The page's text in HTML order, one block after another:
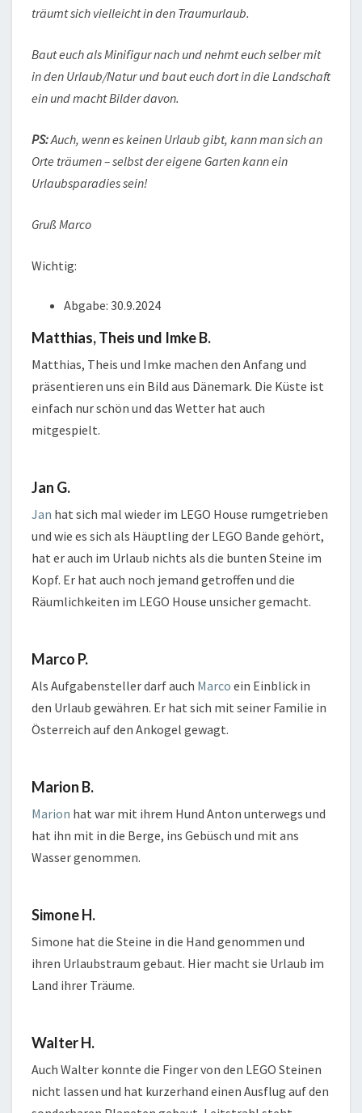
träumt sich vielleicht in den Traumurlaub.
Baut euch als Minifigur nach und nehmt euch selber mit
in den Urlaub/Natur und baut euch dort in die Landschaft
ein und macht Bilder davon.
PS:Auch, wenn es keinen Urlaub gibt, kann man sich an
Orte träumen – selbst der eigene Garten kann ein
Urlaubsparadies sein!
Gruß Marco
Wichtig:
Abgabe: 30.9.2024
Matthias, Theis und Imke B.
Matthias, Theis und Imke machen den Anfang und
präsentieren uns ein Bild aus Dänemark. Die Küste ist
einfach nur schön und das Wetter hat auch
mitgespielt.
Jan G.
Jan hat sich mal wieder im LEGO House rumgetrieben
und wie es sich als Häuptling der LEGO Bande gehört,
hat er auch im Urlaub nichts als die bunten Steine im
Kopf. Er hat auch noch jemand getroffen und die
Räumlichkeiten im LEGO House unsicher gemacht.
Marco P.
Als Aufgabensteller darf auch Marco ein Einblick in
den Urlaub gewähren. Er hat sich mit seiner Familie in
Österreich auf den Ankogel gewagt.
Marion B.
Marion hat war mit ihrem Hund Anton unterwegs und
hat ihn mit in die Berge, ins Gebüsch und mit ans
Wasser genommen.
Simone H.
Simone hat die Steine in die Hand genommen und
ihren Urlaubstraum gebaut. Hier macht sie Urlaub im
Land ihrer Träume.
Walter H.
Auch Walter konnte die Finger von den LEGO Steinen
nicht lassen und hat kurzerhand einen Ausflug auf den